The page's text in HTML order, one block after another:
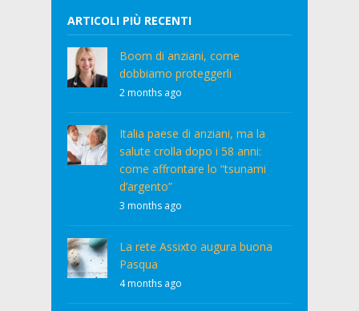
ARTICOLI PIÙ RECENTI
Boom di anziani, come
dobbiamo proteggerli
2 months ago
Italia paese di anziani, ma la
salute crolla dopo i 58 anni:
come affrontare lo “tsunami
d’argento”
3 months ago
La rete Assixto augura buona
Pasqua
4 months ago